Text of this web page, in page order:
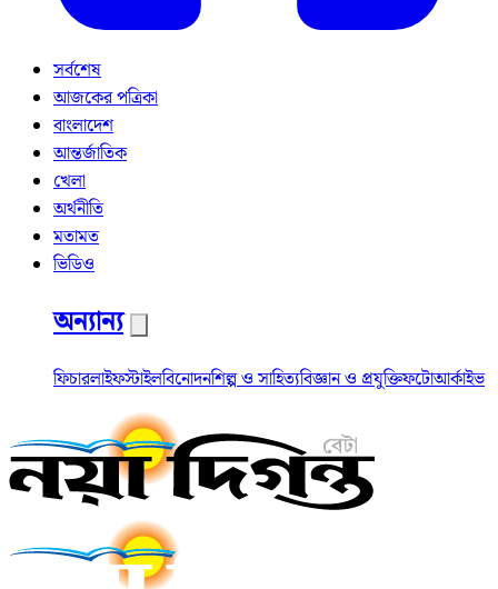
সর্বশেষ
আজকের পত্রিকা
বাংলাদেশ
আন্তর্জাতিক
খেলা
অর্থনীতি
মতামত
ভিডিও
অন্যান্য
ফিচারলাইফস্টাইলবিনোদনশিল্প ও সাহিত্যবিজ্ঞান ও প্রযুক্তিফটোআর্কাইভ